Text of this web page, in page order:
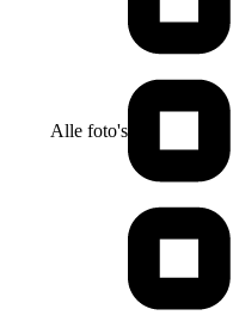
Alle foto's